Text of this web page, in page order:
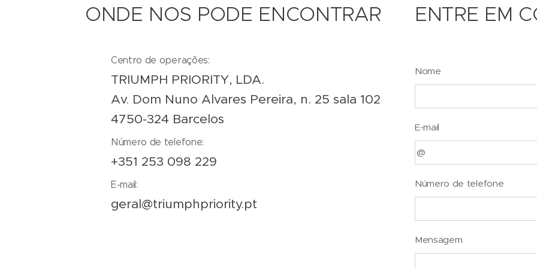
ONDE NOS PODE ENCONTRAR
Centro de operações:
TRIUMPH PRIORITY, LDA.
Av. Dom Nuno Alvares Pereira, n. 25 sala 102
4750-324 Barcelos
Número de telefone:
+351 253 098 229
E-mail:
geral@triumphpriority.pt
ENTRE EM
Nome
E-mail
Número de telefone
Mensagem